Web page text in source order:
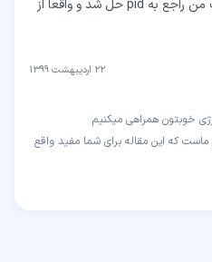
خیلی از سوالات و مشكلات من راجع به pid حل شد و واقعا از
۲۲ اردیبهشت ۱۳۹۹
که این مقاله برای شما مفید واقع